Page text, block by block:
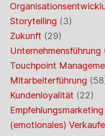
Storytelling (3)
Zukunft (29)
Unternehmensführung
Touchpoint
Mitarbeiterführung
Kundenloyalität (22)
Empfehlungsmarketing
(emotionales)